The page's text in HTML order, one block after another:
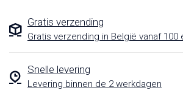
Gratis verzending
Gratis verzending in België vanaf 100
Snelle levering
Levering binnen de 2 werkdagen